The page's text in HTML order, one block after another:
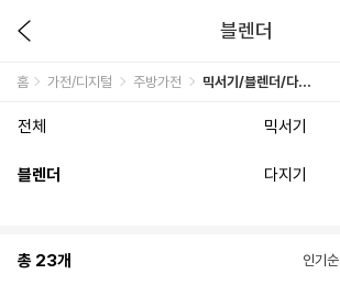
블렌더
홈 가전/디지털 주방가전 믹서기/블렌더/다지기
전체 믹서기
블렌더 다지기
총 23개 인기순